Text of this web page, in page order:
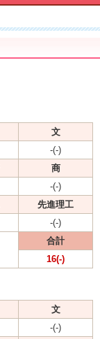
文
-(-)
商
-(-)
先進理工
-(-)
合計
16(-)
文
-(-)